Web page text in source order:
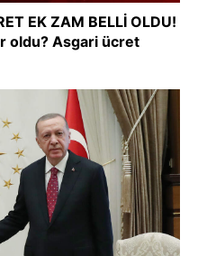
EK ZAM BELLİ OLDU!
oldu? Asgari ücret